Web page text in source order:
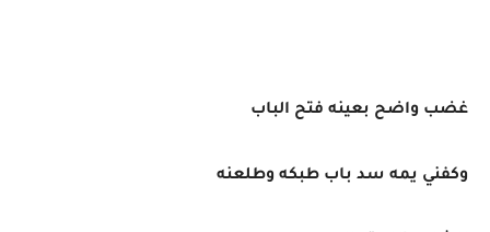
غضب واضح بعينه فتح الباب
وكفني يمه سد باب طبكه وطلعنه